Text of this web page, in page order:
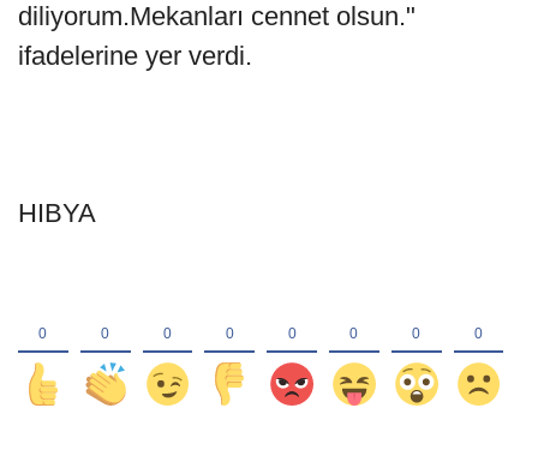
diliyorum.Mekanları cennet olsun."
ifadelerine yer verdi.
HIBYA